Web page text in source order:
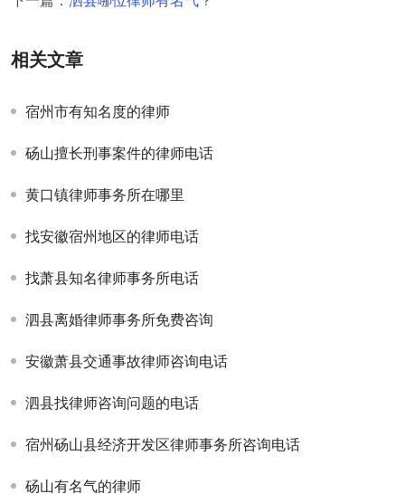
相关文章
宿州市有知名度的律师
砀山擅长刑事案件的律师电话
黄口镇律师事务所在哪里
找安徽宿州地区的律师电话
找萧县知名律师事务所电话
泗县离婚律师事务所免费咨询
安徽萧县交通事故律师咨询电话
泗县找律师咨询问题的电话
宿州砀山县经济开发区律师事务所咨询电话
砀山有名气的律师